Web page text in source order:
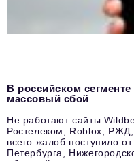
В российском
массовый сбой
Не работают сайты
Ростелеком, Roblox,
всего жалоб поступило
Петербурга,